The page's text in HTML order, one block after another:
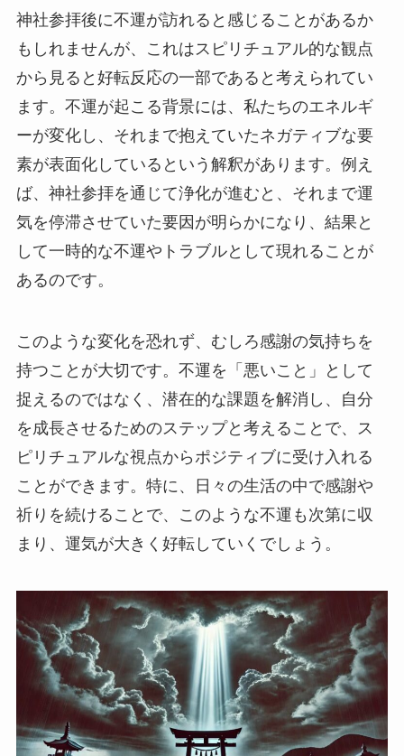
神社参拝後に不運が訪れると感じることがあるか
もしれませんが、これはスピリチュアル的な観点
から見ると好転反応の一部であると考えられてい
ます。不運が起こる背景には、私たちのエネルギ
ーが変化し、それまで抱えていたネガティブな要
素が表面化しているという解釈があります。例え
ば、神社参拝を通じて浄化が進むと、それまで運
気を停滞させていた要因が明らかになり、結果と
して一時的な不運やトラブルとして現れることが
あるのです。
このような変化を恐れず、むしろ感謝の気持ちを
持つことが大切です。不運を「悪いこと」として
捉えるのではなく、潜在的な課題を解消し、自分
を成長させるためのステップと考えることで、ス
ピリチュアルな視点からポジティブに受け入れる
ことができます。特に、日々の生活の中で感謝や
祈りを続けることで、このような不運も次第に収
まり、運気が大きく好転していくでしょう。